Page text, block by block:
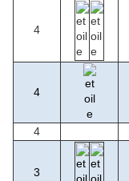
4
4
4
3